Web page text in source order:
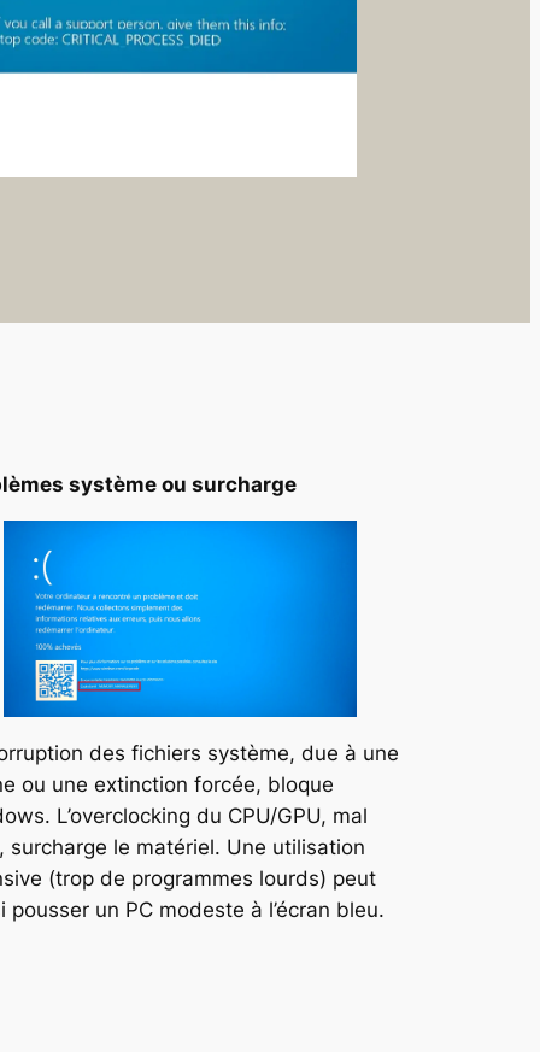
système ou surcharge
des fichiers système, due à une
ou une extinction forcée, bloque
L’overclocking du CPU/GPU, mal
surcharge le matériel. Une utilisation
(trop de programmes lourds) peut
pousser un PC modeste à l’écran bleu.